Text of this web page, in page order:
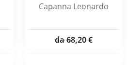
Capanna Leonardo
da 68,20 €